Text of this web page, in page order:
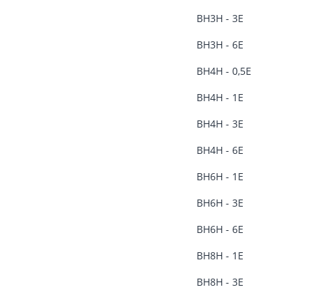
ВН3Н - 3Е
ВН3Н - 6Е
ВН4Н - 0,5Е
ВН4Н - 1Е
ВН4Н - 3Е
ВН4Н - 6Е
ВН6Н - 1Е
ВН6Н - 3Е
ВН6Н - 6Е
ВН8Н - 1Е
ВН8Н - 3Е